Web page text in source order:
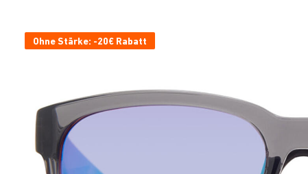
Ohne Stärke: -20€ Rabatt